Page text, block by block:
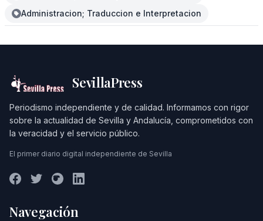
Administracion; Traduccion e Interpretacion
SevillaPress
Periodismo independiente y de calidad. Informamos con rigor
sobre la actualidad de Sevilla y Andalucía, comprometidos con
la veracidad y el servicio público.
El primer diario digital independiente de Sevilla
Navegación